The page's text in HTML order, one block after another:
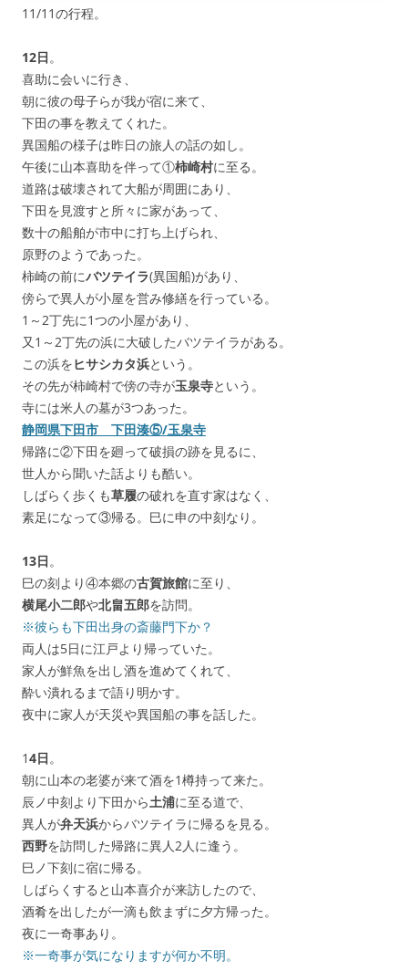
11/11の行程。
12日。
喜助に会いに行き、
朝に彼の母子らが我が宿に来て、
下田の事を教えてくれた。
異国船の様子は昨日の旅人の話の如し。
午後に山本喜助を伴って①柿崎村に至る。
道路は破壊されて大船が周囲にあり、
下田を見渡すと所々に家があって、
数十の船舶が市中に打ち上げられ、
原野のようであった。
柿崎の前にバツテイラ(異国船)があり、
傍らで異人が小屋を営み修繕を行っている。
1～2丁先に1つの小屋があり、
又1～2丁先の浜に大破したバツテイラがある。
この浜をヒサシカタ浜という。
その先が柿崎村で傍の寺が玉泉寺という。
寺には米人の墓が3つあった。
静岡県下田市 下田湊⑤/玉泉寺
帰路に②下田を廻って破損の跡を見るに、
世人から聞いた話よりも酷い。
しばらく歩くも草履の破れを直す家はなく、
素足になって③帰る。巳に申の中刻なり。
13日。
巳の刻より④本郷の古賀旅館に至り、
横尾小二郎や北畠五郎を訪問。
※彼らも下田出身の斎藤門下か？
両人は5日に江戸より帰っていた。
家人が鮮魚を出し酒を進めてくれて、
酔い潰れるまで語り明かす。
夜中に家人が天災や異国船の事を話した。
14日。
朝に山本の老婆が来て酒を1樽持って来た。
辰ノ中刻より下田から土浦に至る道で、
異人が弁天浜からバツテイラに帰るを見る。
西野を訪問した帰路に異人2人に逢う。
巳ノ下刻に宿に帰る。
しばらくすると山本喜介が来訪したので、
酒肴を出したが一滴も飲まずに夕方帰った。
夜に一奇事あり。
※一奇事が気になりますが何か不明。